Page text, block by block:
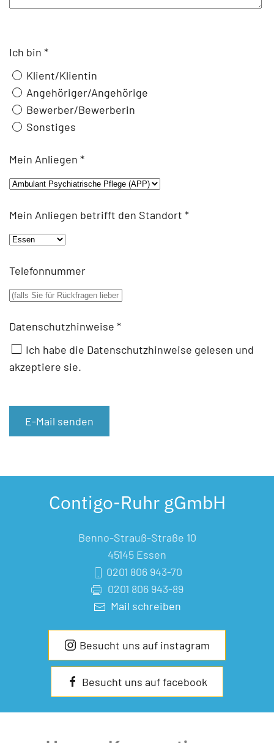
Ich bin *
Klient/Klientin
Angehöriger/Angehörige
Bewerber/Bewerberin
Sonstiges
Mein Anliegen *
Mein Anliegen betrifft den Standort *
Telefonnummer
Datenschutzhinweise *
Ich habe die Datenschutzhinweise gelesen und
akzeptiere sie.
E-Mail senden
Contigo-Ruhr gGmbH
Benno-Strauß-Straße 10
45145 Essen
0201 806 943-70
0201 806 943-89
Mail schreiben
Besucht uns auf instagram
Besucht uns auf facebook